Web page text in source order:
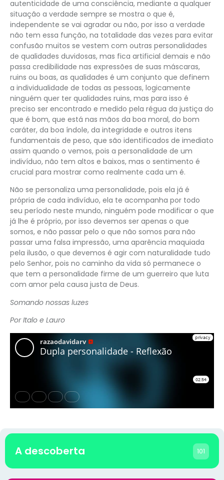
autenticidade de uma consciência, mediante a qualquer
situação a verdade sempre se mostra o que é,
independente se vai agradar ou não, por isso a verdade
não tem essa função, na totalidade das vezes para evitar
confusão muitos se vestem com outras personalidades
de qualidades duvidosas, mas fica artificial demais e não
passa credibilidade nas expressões de suas máscaras,
ruins ou boas, as qualidades é um conjunto que definem
a individualidade de todas as pessoas, logicamente
ninguém quer ter qualidades ruins, mas para isso é
preciso ser encontrado e medido pela régua da justiça do
que é bom, que está nas mãos da boa moral, do bom
caráter, da boa índole, da integridade e outros itens
fundamentais de peso, que são identificados de imediato
assim quando o vemos, pois a personalidade de um
indivíduo, não tem altos e baixos, mas o sentimento é
crucial para mostrar como realmente cada um é.
Não se personaliza uma personalidade, pois ela já é
própria de cada indivíduo, ela te acompanha por todo
seu período neste mundo, ninguém pode modificar o que
já lhe é próprio, por isso devemos ser apenas o que
somos, e não passar pelo o que não somos para não
passar uma falsa impressão, uma aparência maquiada
pela ilusão, o que devemos é agir com naturalidade tudo
pelo Senhor, pois no caminho da vida só permanece o
que tem a personalidade firme de um guerreiro que luta
com amor pela causa justa de Deus.
Somando nossas luzes
Por Italo e Lauro
A descoberta 101